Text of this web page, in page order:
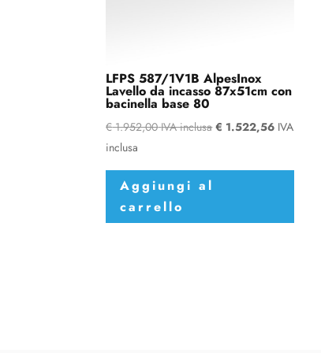
LFPS 587/1V1B AlpesInox
Lavello da incasso 87x51cm con
bacinella base 80
€1.952,00 IVA inclusa € 1.522,56 IVA
inclusa
Aggiungi al
carrello